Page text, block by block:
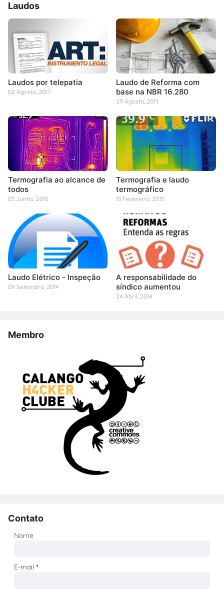
Laudos
Laudos por telepatia
02 Agosto, 2017
Laudo de Reforma com
base na NBR 16.280
29 Agosto, 2015
Termografia ao alcance de
todos
03 Junho, 2015
Termografia e laudo
termográfico
13 Fevereiro, 2015
Laudo Elétrico - Inspeção
09 Setembro, 2014
A responsabilidade do
síndico aumentou
24 Abril, 2014
Membro
Contato
Nome
E-mail*